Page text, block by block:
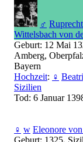
♂
Wittelsbach von
Geburt: 12 Mai
Amberg,
Bayern
Hochzeit: ♀
Sizilien
Tod: 6 Januar
♀ w Eleonore
Geburt: 1325,